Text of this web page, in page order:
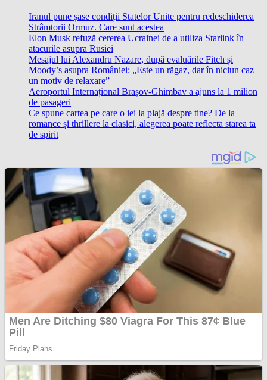
Iranul pune șase condiții Statelor Unite pentru redeschiderea
Strâmtorii Ormuz. Care sunt acestea
Elon Musk refuză cererea Ucrainei de a utiliza Starlink în
atacurile asupra Rusiei
Mesajul lui Alexandru Nazare, după evaluările Fitch și
Moody’s asupra României: „Este un răgaz, dar în niciun caz
un motiv de relaxare”
Aeroportul Internațional Brașov-Ghimbav a ajuns la 1 milion
de pasageri
Ce spune cartea pe care o iei la plajă despre tine? De la
romance și thrillere la clasici, alegerea poate reflecta starea ta
de spirit